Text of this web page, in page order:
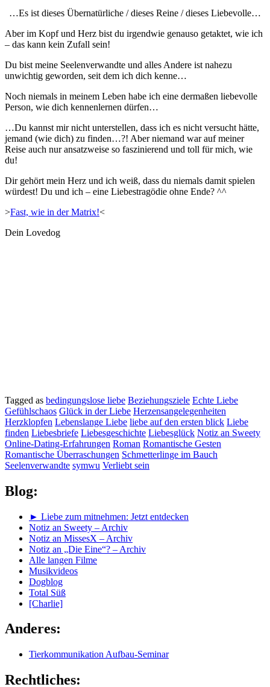
…Es ist dieses Übernatürliche / dieses Reine / dieses Liebevolle…
Aber im Kopf und Herz bist du irgendwie genauso getaktet, wie ich
– das kann kein Zufall sein!
Du bist meine Seelenverwandte und alles Andere ist nahezu
unwichtig geworden, seit dem ich dich kenne…
Noch niemals in meinem Leben habe ich eine dermaßen liebevolle
Person, wie dich kennenlernen dürfen…
…Du kannst mir nicht unterstellen, dass ich es nicht versucht hätte,
jemand (wie dich) zu finden…?! Aber niemand war auf meiner
Reise auch nur ansatzweise so faszinierend und toll für mich, wie
du!
Dir gehört mein Herz und ich weiß, dass du niemals damit spielen
würdest! Du und ich – eine Liebestragödie ohne Ende? ^^
>Fast, wie in der Matrix!<
Dein Lovedog
Tagged as bedingungslose liebe Beziehungsziele Echte Liebe
Gefühlschaos Glück in der Liebe Herzensangelegenheiten
Herzklopfen Lebenslange Liebe liebe auf den ersten blick Liebe
finden Liebesbriefe Liebesgeschichte Liebesglück Notiz an Sweety
Online-Dating-Erfahrungen Roman Romantische Gesten
Romantische Überraschungen Schmetterlinge im Bauch
Seelenverwandte symwu Verliebt sein
Blog:
► Liebe zum mitnehmen: Jetzt entdecken
Notiz an Sweety – Archiv
Notiz an MissesX – Archiv
Notiz an „Die Eine“? – Archiv
Alle langen Filme
Musikvideos
Dogblog
Total Süß
[Charlie]
Anderes:
Tierkommunikation Aufbau-Seminar
Rechtliches: